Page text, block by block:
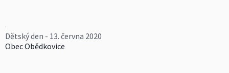
Dětský den - 13. června 2020
Obec Obědkovice